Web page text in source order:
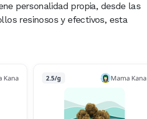
personalidad propia, desde las
resinosos y efectivos, esta
Kana 2.5/g Mama Kana